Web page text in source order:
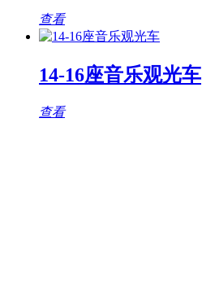
查看
14-16座音乐观光车
查看